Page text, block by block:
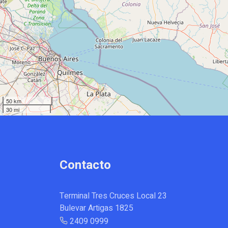
50 km
30 mi
Contacto
Terminal Tres Cruces Local 23
Bulevar Artigas 1825
2409 0999